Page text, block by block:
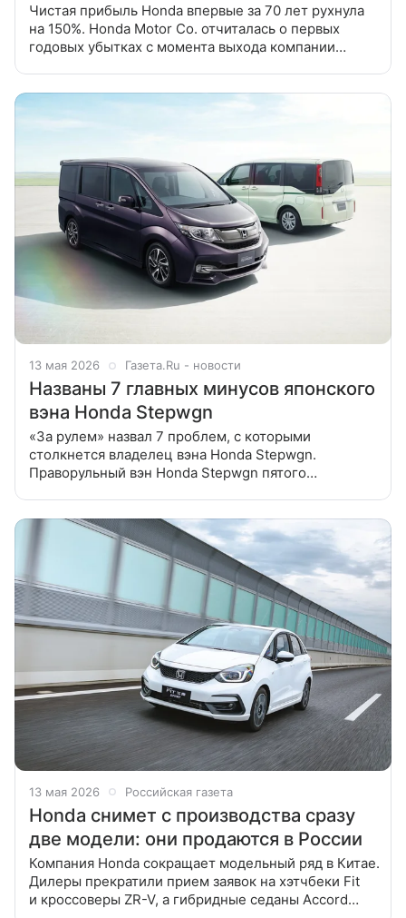
Чистая прибыль Honda впервые за 70 лет рухнула
на 150%. Honda Motor Co. отчиталась о первых
годовых убытках с момента выхода компании
13 мая 2026 Газета.Ru - новости
Названы 7 главных минусов японского
вэна Honda Stepwgn
«За рулем» назвал 7 проблем, с которыми
столкнется владелец вэна Honda Stepwgn.
Праворульный вэн Honda Stepwgn пятого
13 мая 2026 Российская газета
Honda снимет с производства сразу
две модели: они продаются в России
Компания Honda сокращает модельный ряд в Китае.
Дилеры прекратили прием заявок на хэтчбеки Fit
и кроссоверы ZR-V, а гибридные седаны Accord